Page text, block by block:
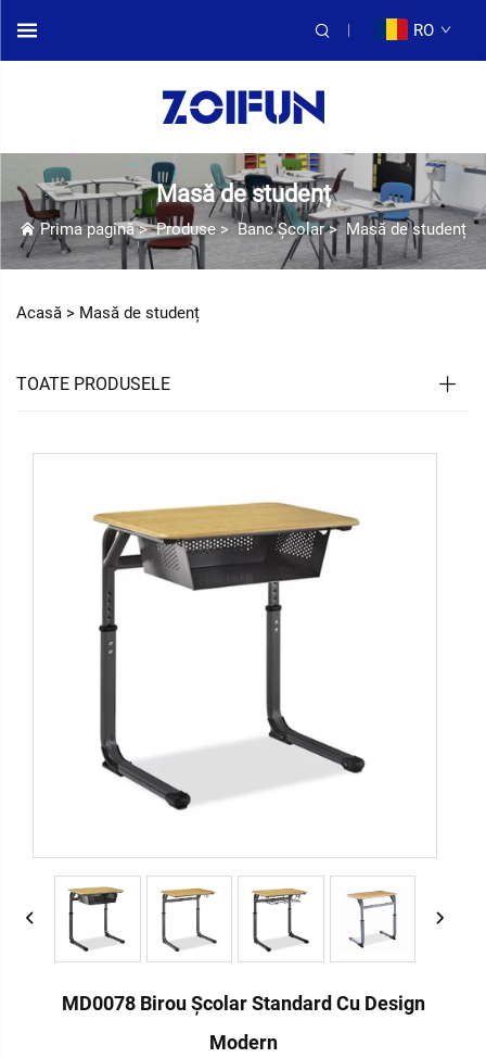
RO
Masă de studenț
Prima pagină>Produse >Banc Școlar>Masă de studenț
Acasă > Masă de studenț
TOATE PRODUSELE
MD0078 Birou Școlar Standard Cu Design
Modern